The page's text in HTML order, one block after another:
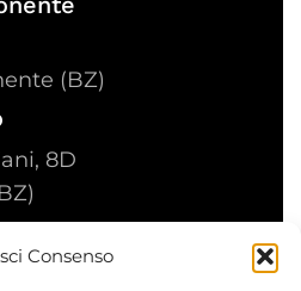
Consenso
(BZ)
8D